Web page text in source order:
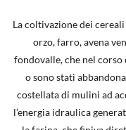
La coltivazione dei
orzo, farro, avena
fondovalle, che nel corso
o sono stati
costellata di mulini ad
l’energia idraulica